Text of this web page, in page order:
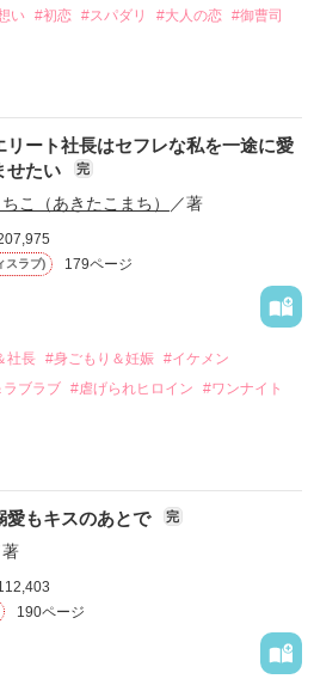
い #初恋 #スパダリ #大人の恋 #御曹司
を抱いていた美桜。
かけに二人の関係は壊れてしまう。
美桜は両親の離婚によって
とも離れ離れになった。
たくないと思っていた哲平に
。
しまった。
った哲平は
』と真っ直ぐに告げてきた。
という気持ちを隠すことなく
がストーカー被害に
居を提案してきて――。
リート社長はセフレな私を一途に愛
せたい
完
こ（あきたこまち） ／著
スラブ) 179ページ
社長 #身ごもり＆妊娠 #イケメン
ブラブ #虐げられヒロイン
#ワンナイト
職場でうまくいかなかった梅田美
いたところ、日本人美青年と出会
の関係となる。
でワンナイトした美青年と再会。
財閥御曹司にも関わらず、一族を離
家、社内でも冷徹だと評判な社長
のだ――！
話係を命じられた美桜は、猫の世
愛もキスのあとで 完
著
190ページ